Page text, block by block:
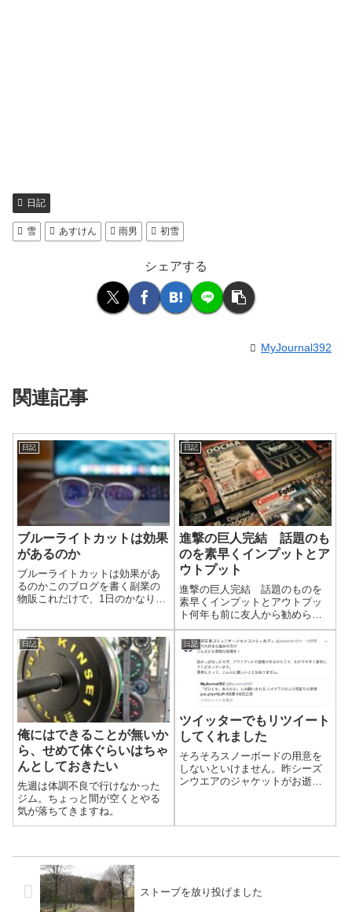
日記
雪 あすけん 雨男 初雪
シェアする
MyJournal392
関連記事
日記
ブルーライトカットは効果
があるのか
ブルーライトカットは効果があ
るのかこのブログを書く副業の
物販これだけで、1日のかなりの
ました。最近になってようやく
目薬を使うようになり、ブルー
ライトカットメガネを使ってみ
たくなりました。...
日記
進撃の巨人完結 話題のも
のを素早くインプットとア
ウトプット
進撃の巨人完結 話題のものを
素早くインプットとアウトプッ
ト何年も前に友人から勧められ
て、マンガ「進撃の巨人」を読
んでいましたが、十数巻で読む
のをやめてしまいました。完結
したのをきっかけに、適当にま
た途中から読み始めました。何
巻まで読んだのか...
日記
俺にはできることが無いか
ら、せめて体ぐらいはちゃ
んとしておきたい
先週は体調不良で行けなかった
ジム。ちょっと間が空くとやる
気が落ちてきますね。
日記
ツイッターでもリツイート
してくれました
そろそろスノーボードの用意を
しないといけません。昨シーズ
ンウエアのジャケットがお逝き
で困惑しています...
ストーブを放り投げました